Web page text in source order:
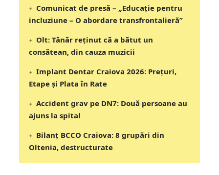
Comunicat de presă – „Educație pentru
incluziune – O abordare transfrontalieră”
Olt: Tânăr reţinut că a bătut un
consătean, din cauza muzicii
Implant Dentar Craiova 2026: Preţuri,
Etape şi Plata în Rate
Accident grav pe DN7: Două persoane au
ajuns la spital
Bilanț BCCO Craiova: 8 grupări din
Oltenia, destructurate